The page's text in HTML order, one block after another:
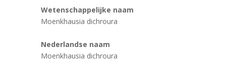
Wetenschappelijke naam
Moenkhausia dichroura
Nederlandse naam
Moenkhausia dichroura